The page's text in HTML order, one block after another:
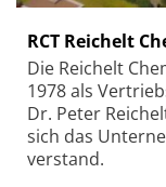
RCT Reichelt
Die Reichelt
1978 als
Dr. Peter
sich das
verstand.